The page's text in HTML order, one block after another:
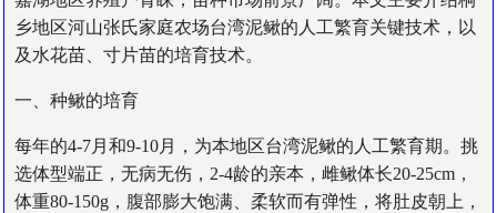
乡地区河山张氏家庭农场台湾泥鳅的人工繁育关键技术，以
及水花苗、寸片苗的培育技术。
一、种鳅的培育
每年的4-7月和9-10月，为本地区台湾泥鳅的人工繁育期。挑
选体型端正，无病无伤，2-4龄的亲本，雌鳅体长20-25cm，
体重80-150g，腹部膨大饱满、柔软而有弹性，将肚皮朝上，